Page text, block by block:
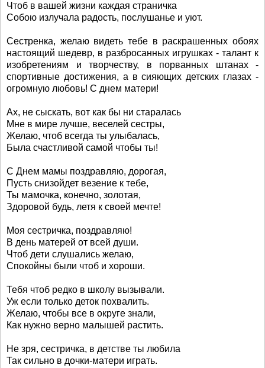
Чтоб в вашей жизни каждая страничка
Собою излучала радость, послушанье и уют.
Сестренка, желаю видеть тебе в раскрашенных обоях
настоящий шедевр, в разбросанных игрушках - талант к
изобретениям и творчеству, в порванных штанах -
спортивные достижения, а в сияющих детских глазах -
огромную любовь! С днем матери!
Ах, не сыскать, вот как бы ни старалась
Мне в мире лучше, веселей сестры,
Желаю, чтоб всегда ты улыбалась,
Была счастливой самой чтобы ты!
С Днем мамы поздравляю, дорогая,
Пусть снизойдет везение к тебе,
Ты мамочка, конечно, золотая,
Здоровой будь, летя к своей мечте!
Моя сестричка, поздравляю!
В день матерей от всей души.
Чтоб дети слушались желаю,
Спокойны были чтоб и хороши.
Тебя чтоб редко в школу вызывали.
Уж если только деток похвалить.
Желаю, чтобы все в округе знали,
Как нужно верно малышей растить.
Не зря, сестричка, в детстве ты любила
Так сильно в дочки-матери играть.